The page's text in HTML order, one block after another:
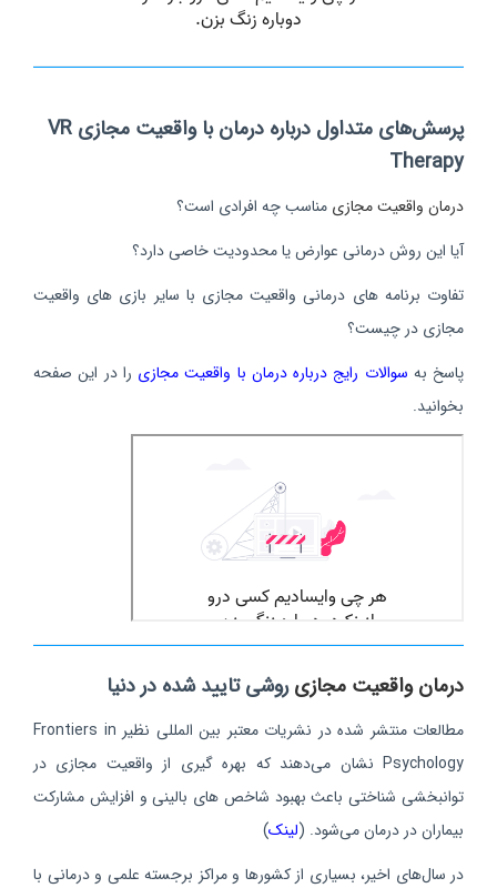
پرسش‌های متداول درباره درمان با واقعیت مجازی VR
Therapy
درمان واقعیت مجازی مناسب چه افرادی است؟
آیا این روش درمانی عوارض یا محدودیت خاصی دارد؟
تفاوت برنامه های درمانی واقعیت مجازی با سایر بازی های واقعیت
مجازی در چیست؟
پاسخ به سوالات رایج درباره درمان با واقعیت مجازی را در این صفحه
بخوانید.
درمان واقعیت مجازیروشی تایید شده در دنیا
مطالعات منتشر شده در نشریات معتبر بین‌ المللی نظیر Frontiers in
Psychology نشان می‌دهند که بهره‌ گیری
از واقعیت مجازی در
توانبخشی شناختی باعث بهبود شاخص‌ های بالینی و افزایش مشارکت
بیماران در درمان می‌شود.
(لینک)
در سال‌های اخیر، بسیاری از کشورها و مراکز برجسته علمی و درمانی با